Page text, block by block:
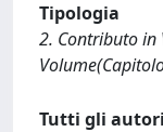
Tipologia
2. Contributo in
Tutti gli autori